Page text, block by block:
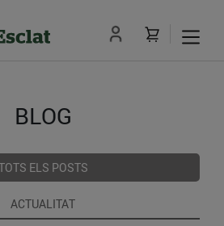
BLOG
ELS POSTS
ACTUALITAT